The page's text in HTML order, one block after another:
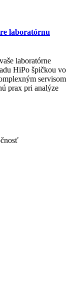
laboratórnu
laboratórne
HiPo špičkou vo
servisom
prax pri analýze